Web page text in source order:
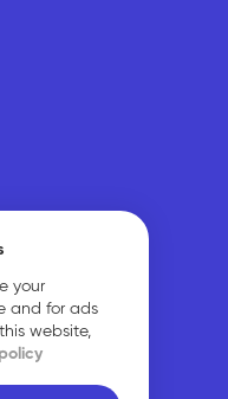
your
and for ads
website,